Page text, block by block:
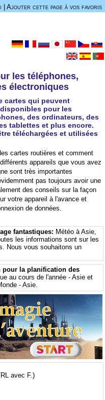
Ajouter cette page à vos favoris
les téléphones,
électroniques
cartes qui peuvent
pour les
des ordinateurs, des
tablettes et plus encore.
téléchargées et utilisées
cartes routières et comment
appareils que vous avez
sont très importantes
pas toujours avoir une
des conseils sur la façon
votre appareil à l'avance et
de données.
fantastiques: Météo à Asie,
les informations sont sur ​​les
Nous vous souhaitons un
pour la planification des
au cours de l'année - Asie et
- Asie.
avec F.)